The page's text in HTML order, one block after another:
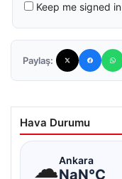
Keep me signed in
Paylaş:
Hava Durumu
☁Ankara
NaN°C